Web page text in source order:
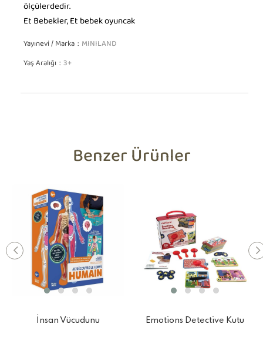
ölçülerdedir.
Et Bebekler, Et bebek oyuncak
Yayınevi / Marka MINILAND
Yaş Aralığı 3+
Benzer Ürünler
İnsan Vücudunu
Emotions Detective Kutu